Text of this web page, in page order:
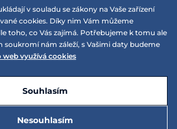
zboží
věrnostního klubu
otevřeno
v souladu se zákony na Vaše zařízení
cookies. Díky nim Vám můžeme
toho, co Vás zajímá. Potřebujeme k tomu ale
soukromí nám záleží, s Vašimi daty budeme
web využívá cookies
Nesouhlasím
Souhlasím